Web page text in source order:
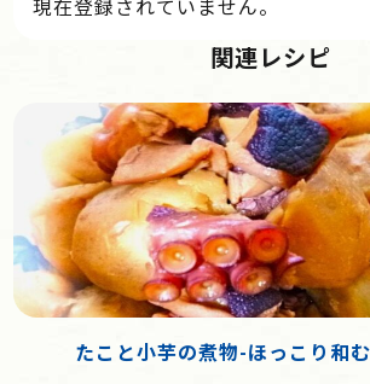
関連レシピ
たこと小芋の煮物-ほっこり和